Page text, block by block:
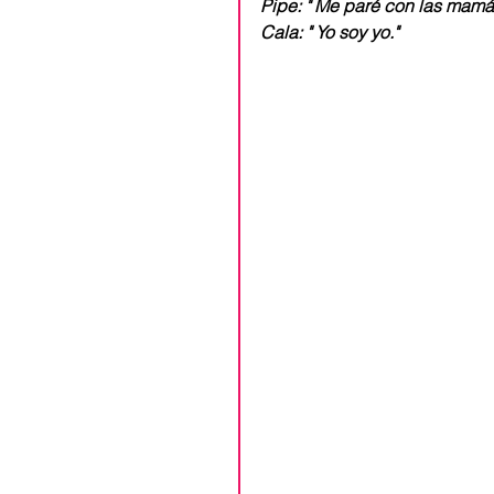
Pipe: " Me paré con las
Cala: " Yo soy yo."